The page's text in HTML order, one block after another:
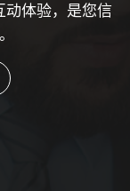
动体验，是您信